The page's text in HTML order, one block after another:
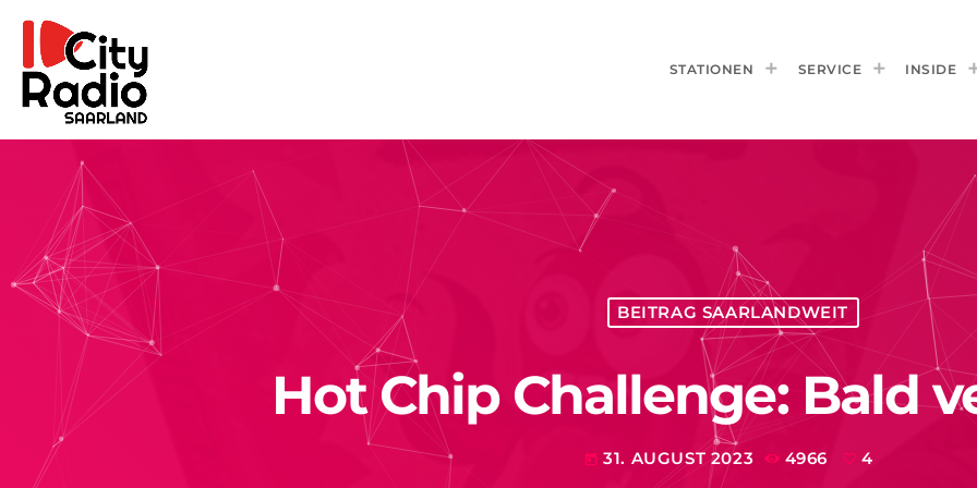
STATIONEN SERVICE INSIDE
BEITRAG SAARLANDWEIT
Hot Chip Challenge: Bald
today 31. AUGUST 2023 4966 4